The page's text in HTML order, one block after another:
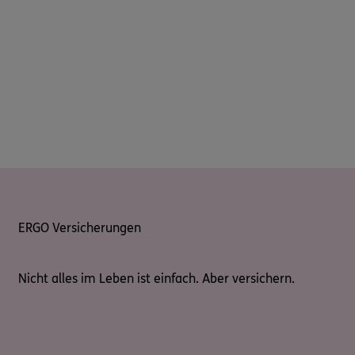
ERGO Versicherungen
Nicht alles im Leben ist einfach. Aber versichern.